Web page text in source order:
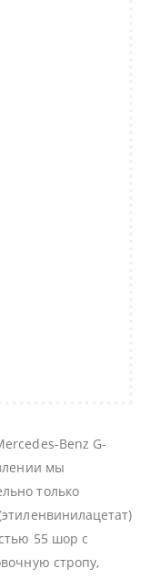
Benz G-
мы
только
55 шор с
стропу,